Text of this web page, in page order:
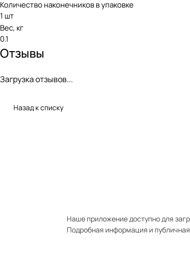
Количество наконечников в упаковке
1 шт
Вес, кг
0.1
Отзывы
Загрузка отзывов...
Назад к списку
Наше приложение доступно для
Подробная информация и